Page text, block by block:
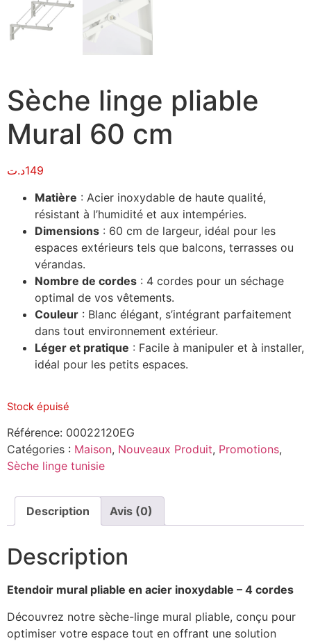
Sèche linge pliable
Mural 60 cm
149د.ت
Matière : Acier inoxydable de haute qualité,
résistant à l’humidité et aux intempéries.
Dimensions : 60 cm de largeur, idéal pour les
espaces extérieurs tels que balcons, terrasses ou
vérandas.
Nombre de cordes : 4 cordes pour un séchage
optimal de vos vêtements.
Couleur : Blanc élégant, s’intégrant parfaitement
dans tout environnement extérieur.
Léger et pratique : Facile à manipuler et à installer,
idéal pour les petits espaces.
Stock épuisé
Référence: 00022120EG
Catégories : Maison, Nouveaux Produit, Promotions,
Sèche linge tunisie
Description Avis (0)
Description
Etendoir mural pliable en acier inoxydable – 4 cordes
Découvrez notre sèche-linge mural pliable, conçu pour
optimiser votre espace tout en offrant une solution